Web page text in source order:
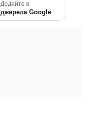
Додайте в
джерела Google